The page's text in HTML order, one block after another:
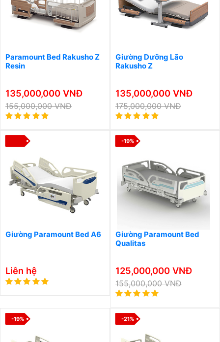
Paramount Bed Rakusho Z
Resin
135,000,000 VNĐ
155,000,000 VNĐ
Giường Dưỡng Lão
Rakusho Z
135,000,000 VNĐ
175,000,000 VNĐ
Giường Paramount Bed A6
Liên hệ
-19%
Giường Paramount Bed
Qualitas
125,000,000 VNĐ
155,000,000 VNĐ
-19% -21%